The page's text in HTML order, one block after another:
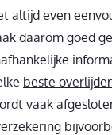
altijd even
daarom goed
beste
vaak